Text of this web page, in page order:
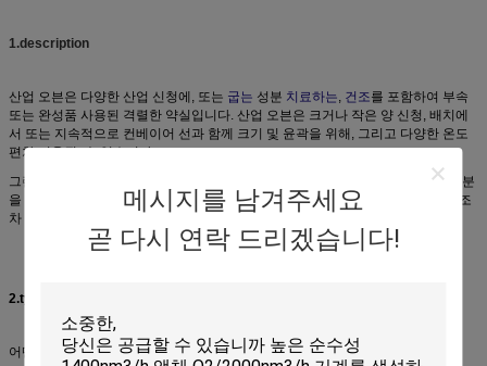
메시지를 남겨주세요
곧 다시 연락 드리겠습니다!
1.description
산업 오븐은 다양한 산업 신청에, 또는 굽는 성분 치료하는, 건조를 포함하여 부속
또는 완성품 사용된 격렬한 약실입니다. 산업 오븐은 크거나 작은 양 신청, 배치에
서 또는 지속적으로 컨베이어 선과 함께 크기 및 윤곽을 위해, 그리고 다양한 온도
편차 이용될, 수 있습니다.
그런 오븐은 많은 다른 신청, 화학 가공을 포함하여,
지상 산
성분
을 붙이기 위하여 회로판이 컨베이어 오븐을 통해서 달리는 전자제품 산업에서 조
차 이용됩니다.
2.type
어떤 일반적인 종류의 산업 오븐은 다음을 포함합니다: